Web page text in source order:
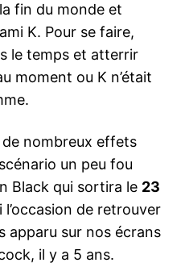
fin du monde et
K. Pour se faire,
le temps et atterrir
moment ou K n’était
nombreux effets
un peu fou
Black qui sortira le 23
l’occasion de retrouver
apparu sur nos écrans
il y a 5 ans.